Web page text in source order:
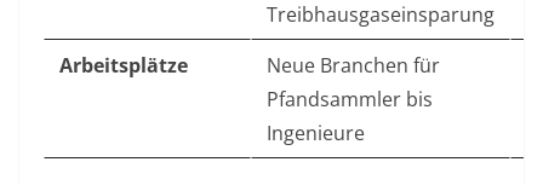
Treibhausgaseinsparung
Arbeitsplätze
Neue Branchen für
Pfandsammler bis
Ingenieure